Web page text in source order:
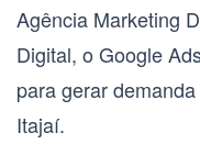
Agência Marketing
Digital, o Google
para gerar
Itajaí.